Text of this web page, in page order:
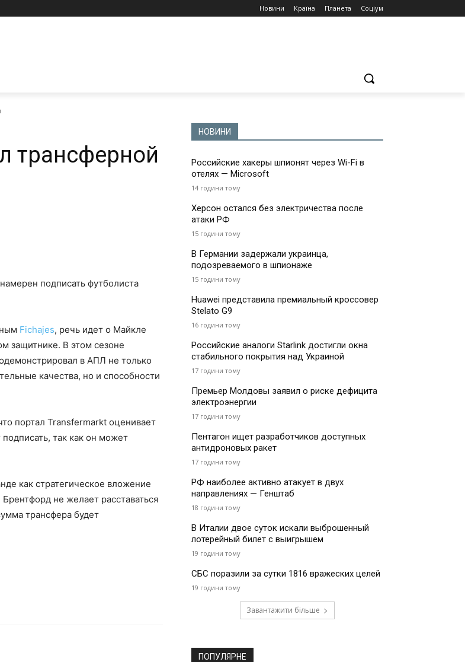
Новини Країна Планета Соціум
трансферной
подписать футболиста
Fichajes, речь идет о Майкле
защитнике. В этом сезоне
в АПЛ не только
качества, но и способности
портал Transfermarkt оценивает
так как он может
как стратегическое вложение
не желает расставаться
трансфера будет
НОВИНИ
Российские хакеры шпионят через Wi-Fi в
отелях — Microsoft
14 години тому
Херсон остался без электричества после
атаки РФ
15 години тому
В Германии задержали украинца,
подозреваемого в шпионаже
15 години тому
Huawei представила премиальный кроссовер
Stelato G9
16 години тому
Российские аналоги Starlink достигли окна
стабильного покрытия над Украиной
17 години тому
Премьер Молдовы заявил о риске дефицита
электроэнергии
17 години тому
Пентагон ищет разработчиков доступных
антидроновых ракет
17 години тому
РФ наиболее активно атакует в двух
направлениях — Генштаб
18 години тому
В Италии двое суток искали выброшенный
лотерейный билет с выигрышем
19 години тому
СБС поразили за сутки 1816 вражеских целей
19 години тому
Завантажити більше
ПОПУЛЯРНЕ